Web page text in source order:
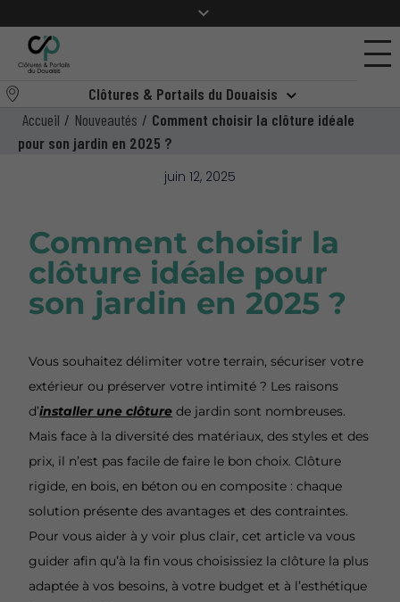
Clôtures & Portails du Douaisis
Accueil / Nouveautés / Comment choisir la clôture idéale
pour son jardin en 2025 ?
juin 12, 2025
Comment choisir la
clôture idéale pour
son jardin en 2025 ?
Vous souhaitez délimiter votre terrain, sécuriser votre
extérieur ou préserver votre intimité ? Les raisons
d’installer une clôture de jardin sont nombreuses.
Mais face à la diversité des matériaux, des styles et des
prix, il n’est pas facile de faire le bon choix. Clôture
rigide, en bois, en béton ou en composite : chaque
solution présente des avantages et des contraintes.
Pour vous aider à y voir plus clair, cet article va vous
guider afin qu’à la fin vous choisissiez la clôture la plus
adaptée à vos besoins, à votre budget et à l’esthétique